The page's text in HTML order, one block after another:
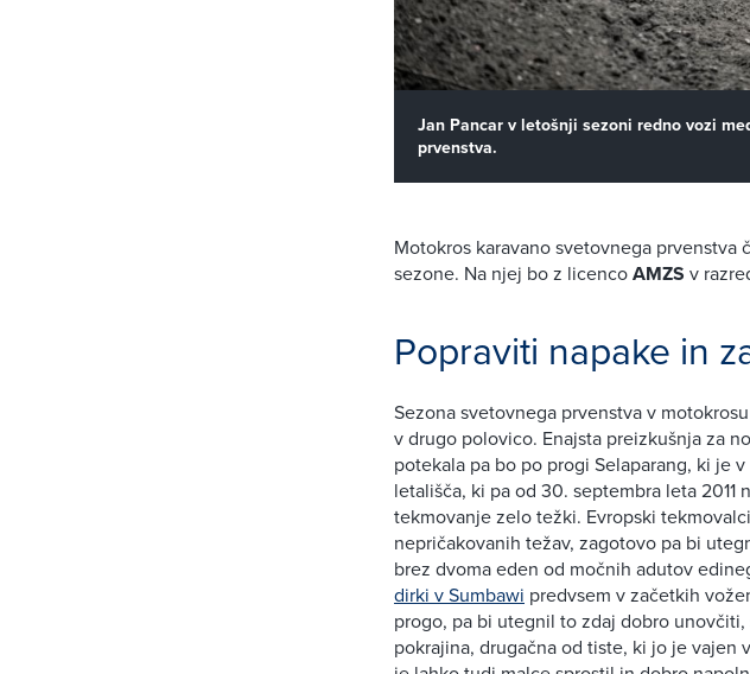
Jan Pancar v letošnji sezoni redno vozi
prvenstva.
Motokros karavano svetovnega
sezone. Na njej bo z licencoAMZS v
Popraviti napake in
Sezona svetovnega prvenstva v
v drugo polovico. Enajsta preizkušnja za
potekala pa bo po progi Selaparang, ki je
letališča, ki pa od 30. septembra leta
tekmovanje zelo težki. Evropski
nepričakovanih težav, zagotovo pa bi
brez dvoma eden od močnih adutov
dirki v Sumbawi predvsem v začetkih
progo, pa bi utegnil to zdaj dobro
pokrajina, drugačna od tiste, ki jo je